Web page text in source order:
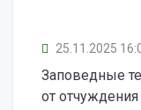
25.11.2025
Заповедные
от